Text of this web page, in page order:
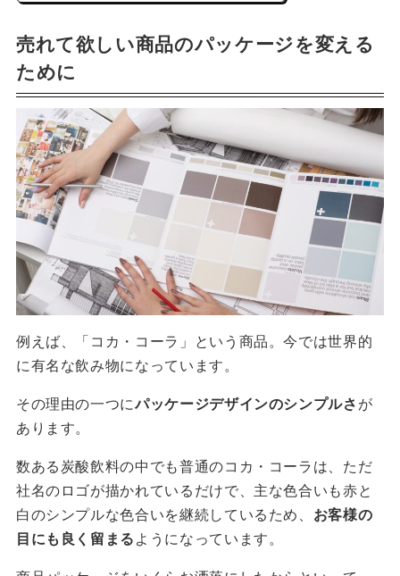
売れて欲しい商品のパッケージを変える
ために
例えば、「コカ・コーラ」という商品。今では世界的
に有名な飲み物になっています。
その理由の一つにパッケージデザインのシンプルさ が
あります。
数ある炭酸飲料の中でも普通のコカ・コーラは、ただ
社名のロゴが描かれているだけで、主な色合いも赤と
白のシンプルな色合いを継続しているため、 お客様の
目にも良く留まる ようになっています。